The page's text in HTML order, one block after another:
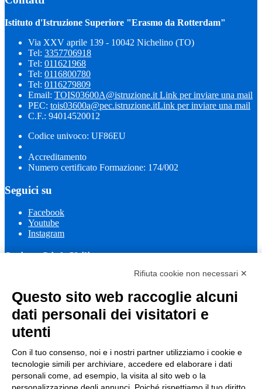
Istituto d'Istruzione Superiore "Erasmo da Rotterdam"
Via XXV aprile 139 - 10042 Nichelino (TO)
Tel: 3357706918
Tel: 011621968
Tel: 0116800780
Tel: 0116279809
Email: TOIS03600A@istruzione.it Link per inviare una mail
PEC: tois03600a@pec.istruzione.itLink per inviare una mail
C.F.: 94014520012
Codice univoco: UF86EU
Accreditamento
Numero certificato Formazione: 174/002
Seguici su
Facebook
Youtube
Instagram
Sezione Link Utili
Informativa Privacy
Ufficio Relazioni con il Pubblico
Dichiarazione di accessibilità
Obiettivi di accessibilità
Gestione consensi cookie
Amministrazione trasparente
Pagina visualizzata
1317 volte
Rifiuta cookie non necessari ✕
Questo sito web raccoglie alcuni
dati personali dei visitatori e
utenti
Con il tuo consenso, noi e i nostri partner utilizziamo i cookie e
tecnologie simili per archiviare, accedere ed elaborare i dati
personali come, ad esempio, la visita al sito web o la